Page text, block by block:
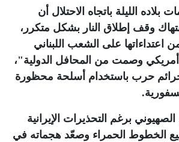
الليلة باتجاه الاحتلال أن
وقف إطلاق النار بشكل متكرر،
اعتداءاتها على الشعب اللبناني
وصمت من المحافل الدولية"،
جرائم حرب باستخدام أسلحة محظورة
.
برغم التحذيرات الإيرانية
الخطوط الحمراء وصعّد هجماته في